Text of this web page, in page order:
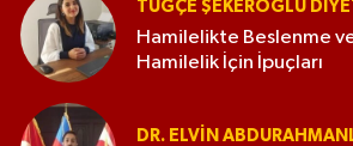
TUĞÇE ŞEKEROĞLU
Hamilelikte Beslenme ve
Hamilelik İçin İpuçları
DR. ELVIN